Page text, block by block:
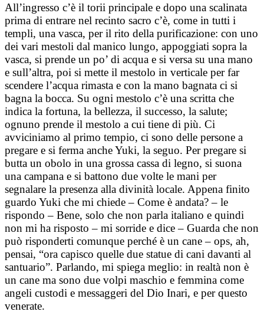
All’ingresso c’è il torii principale e dopo una scalinata
prima di entrare nel recinto sacro c’è, come in tutti i
templi, una vasca, per il rito della purificazione: con uno
dei vari mestoli dal manico lungo, appoggiati sopra la
vasca, si prende un po’ di acqua e si versa su una mano
e sull’altra, poi si mette il mestolo in verticale per far
scendere l’acqua rimasta e con la mano bagnata ci si
bagna la bocca. Su ogni mestolo c’è una scritta che
indica la fortuna, la bellezza, il successo, la salute;
ognuno prende il mestolo a cui tiene di più. Ci
avviciniamo al primo tempio, ci sono delle persone a
pregare e si ferma anche Yuki, la seguo. Per pregare si
butta un obolo in una grossa cassa di legno, si suona
una campana e si battono due volte le mani per
segnalare la presenza alla divinità locale. Appena finito
guardo Yuki che mi chiede – Come è andata? – le
rispondo – Bene, solo che non parla italiano e quindi
non mi ha risposto – mi sorride e dice – Guarda che non
può risponderti comunque perché è un cane – ops, ah,
pensai, “ora capisco quelle due statue di cani davanti al
santuario”. Parlando, mi spiega meglio: in realtà non è
un cane ma sono due volpi maschio e femmina come
angeli custodi e messaggeri del Dio Inari, e per questo
venerate.